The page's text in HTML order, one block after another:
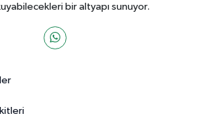
bir altyapı sunuyor.